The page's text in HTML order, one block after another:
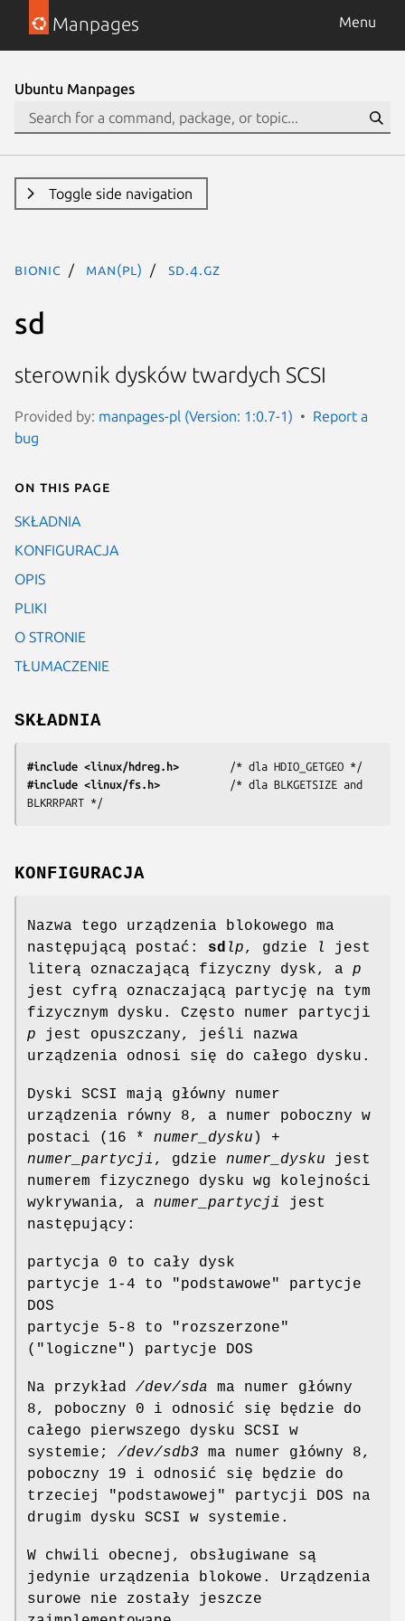
Manpages Menu
Ubuntu Manpages
Toggle side navigation
bionic man(pl) sd.4.gz
sd
sterownik dysków twardych SCSI
Provided by: manpages-pl (Version: 1:0.7-1)
Report a
bug
On this page
SKŁADNIA
KONFIGURACJA
OPIS
PLIKI
O STRONIE
TŁUMACZENIE
SKŁADNIA
#include <linux/hdreg.h>
#include <linux/fs.h>
/* dla BLKGETSIZE and
BLKRRPART */
KONFIGURACJA
Nazwa tego urządzenia blokowego ma
następującą postać: sd lp, gdzie l
jest
literą oznaczającą fizyczny dysk, a p
jest cyfrą oznaczającą partycję na tym
fizycznym dysku. Często numer partycji
p jest opuszczany, jeśli nazwa
urządzenia odnosi się do całego dysku.
Dyski SCSI mają główny numer
urządzenia równy 8, a numer poboczny w
postaci (16 * numer_dysku ) +
numer_partycji , gdzie numer_dysku jest
numerem fizycznego dysku wg kolejności
wykrywania, a numer_partycji
jest
następujący:
partycja 0 to cały dysk
partycje 1-4 to "podstawowe" partycje
DOS
partycje 5-8 to "rozszerzone"
("logiczne") partycje DOS
Na przykład /dev/sda ma numer główny
8, poboczny 0 i odnosić się będzie do
całego pierwszego dysku SCSI w
systemie; /dev/sdb3 ma numer główny 8,
poboczny 19 i odnosić się będzie do
trzeciej "podstawowej" partycji DOS na
drugim dysku SCSI w systemie.
W chwili obecnej, obsługiwane są
jedynie urządzenia blokowe. Urządzenia
surowe nie zostały jeszcze